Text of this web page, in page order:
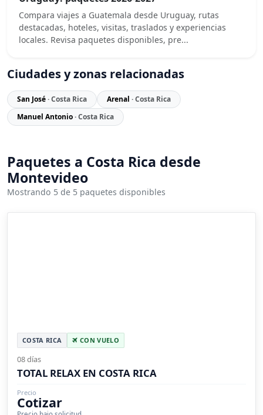
Compara viajes a Guatemala desde Uruguay, rutas
destacadas, hoteles, visitas, traslados y experiencias
locales. Revisa paquetes disponibles, pre...
Ciudades y zonas relacionadas
San José· Costa Rica Arenal · Costa Rica
Manuel Antonio· Costa Rica
Paquetes a Costa Rica desde
Montevideo
Mostrando 5 de 5 paquetes disponibles
COSTA RICA CON VUELO
08 días
TOTAL RELAX EN COSTA RICA
Precio
Cotizar